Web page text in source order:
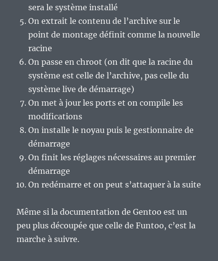
sera le système installé
On extrait le contenu de l’archive sur le
point de montage définit comme la nouvelle
racine
On passe en chroot (on dit que la racine du
système est celle de l’archive, pas celle du
système live de démarrage)
On met à jour les ports et on compile les
modifications
On installe le noyau puis le gestionnaire de
démarrage
On finit les réglages nécessaires au premier
démarrage
On redémarre et on peut s’attaquer à la suite
Même si la documentation de Gentoo est un
peu plus découpée que celle de Funtoo, c’est la
marche à suivre.